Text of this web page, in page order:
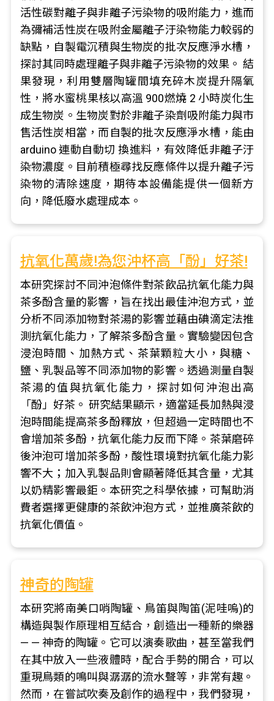
活性碳對離子與非離子污染物的吸附能力，進而
為彌補活性炭在吸附金屬離子汙染物能力較弱的
缺點，自製電沉積與生物炭的批次反應淨水槽，
探討其同時處理離子與非離子污染物的效果。 結
果發現，利用雙層陶罐間填充碎木炭提升隔氧
性，將水蜜桃果核以高溫 900燃燒 2 小時炭化生
成生物炭。生物炭對於非離子染劑吸附能力與市
售活性炭相當，而自製的批次反應淨水槽，能由
arduino 連動自動切 換進料，有效降低非離子汙
染物濃度。目前積極尋找反應條件以提升離子污
染物的清除速度，期待本設備能提供一個新方
向，降低廢水處理成本。
抗氧化萬歲!為您沖杯高「酚」好茶!
本研究探討不同沖泡條件對茶飲品抗氧化能力與
茶多酚含量的影響，旨在找出最佳沖泡方式，並
分析不同添加物對茶湯的影響並藉由碘滴定法推
測抗氧化能力，了解茶多酚含量。實驗變因包含
浸泡時間、加熱方式、茶葉顆粒大小，與糖、
鹽、乳製品等不同添加物的影響。透過測量自製
茶湯的值與抗氧化能力，探討如何沖泡出高
「酚」好茶。 研究結果顯示，適當延長加熱與浸
泡時間能提高茶多酚釋放，但超過一定時間也不
會增加茶多酚，抗氧化能力反而下降。茶葉磨碎
後沖泡可增加茶多酚，酸性環境對抗氧化能力影
響不大；加入乳製品則會顯著降低其含量，尤其
以奶精影響最鉅。本研究之科學依據，可幫助消
費者選擇更健康的茶飲沖泡方式，並推廣茶飲的
抗氧化價值。
神奇的陶罐
本研究將南美口哨陶罐、鳥笛與陶笛(泥哇嗚)的
構造與製作原理相互結合，創造出一種新的樂器
— — 神奇的陶罐。它可以演奏歌曲，甚至當我們
在其中放入一些液體時，配合手勢的開合，可以
重現鳥類的鳴叫與潺潺的流水聲等，非常有趣。
然而，在嘗試吹奏及創作的過程中，我們發現，